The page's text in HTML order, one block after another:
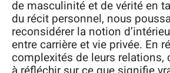
de masculinité et de vérité en
du récit personnel, nous
reconsidérer la notion
entre carrière et vie privée. En
complexités de leurs relations,